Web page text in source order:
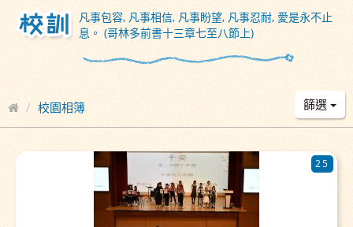
凡事包容, 凡事相信, 凡事盼望, 凡事忍耐, 愛是永不止
息。 (哥林多前書十三章七至八節上)
校園相簿 篩選
25